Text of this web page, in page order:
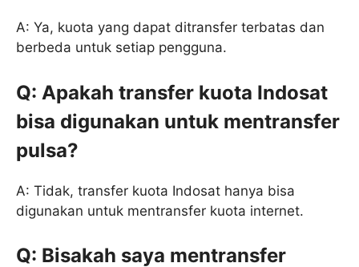
A: Ya, kuota yang dapat ditransfer terbatas dan
berbeda untuk setiap pengguna.
Q: Apakah transfer kuota Indosat
bisa digunakan untuk mentransfer
pulsa?
A: Tidak, transfer kuota Indosat hanya bisa
digunakan untuk mentransfer kuota internet.
Q: Bisakah saya mentransfer